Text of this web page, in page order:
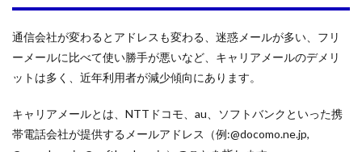
通信会社が変わるとアドレスも変わる、迷惑メールが多い、フリ
ーメールに比べて使い勝手が悪いなど、キャリアメールのデメリ
ットは多く、近年利用者が減少傾向にあります。
キャリアメールとは、NTTドコモ、au、ソフトバンクといった携
帯電話会社が提供するメールアドレス（例:@docomo.ne.jp,